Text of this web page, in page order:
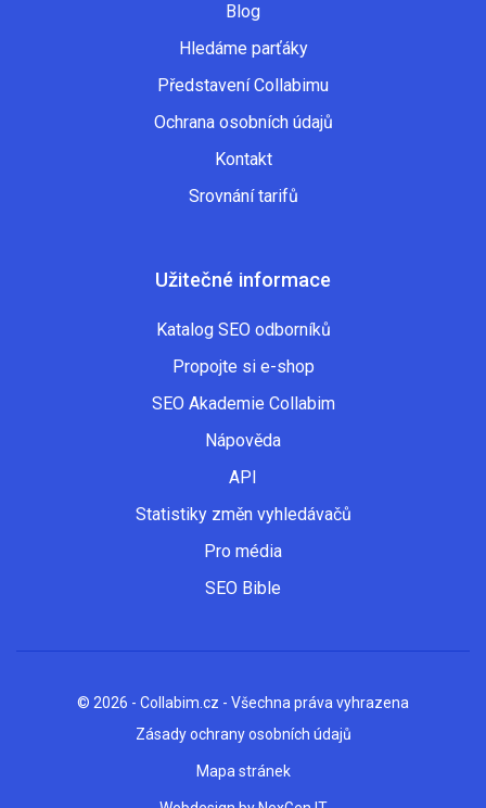
Blog
Hledáme parťáky
Představení Collabimu
Ochrana osobních údajů
Kontakt
Srovnání tarifů
Užitečné informace
Katalog SEO odborníků
Propojte si e-shop
SEO Akademie Collabim
Nápověda
API
Statistiky změn vyhledávačů
Pro média
SEO Bible
© 2026 - Collabim.cz - Všechna práva vyhrazena
Zásady ochrany osobních údajů
Mapa stránek